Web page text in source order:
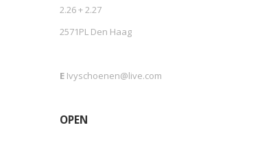
2.26 + 2.27
2571PL Den Haag
E Ivyschoenen@live.com
OPEN